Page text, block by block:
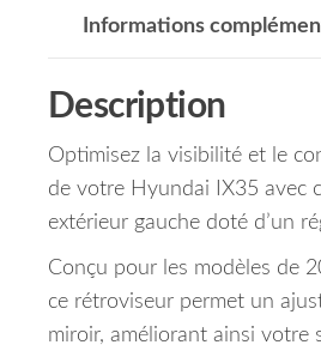
Informations
Description
Optimisez la visibilité et le
de votre Hyundai IX35 avec
extérieur gauche doté d’un
Conçu pour les modèles de
ce rétroviseur permet un
miroir, améliorant ainsi votre